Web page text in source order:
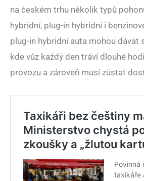
na českém trhu několik typů
hybridní, plug-in hybridní i
plug-in hybridní auta mohou dávat
kde vůz každý den tráví dlouhé
provozu a zároveň musí zůstat